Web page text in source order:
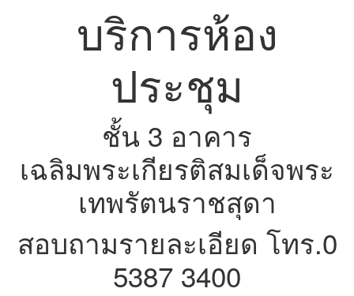
บริการห้อง
ประชุม
ชั้น 3 อาคาร
เฉลิมพระเกียรติสมเด็จพระ
เทพรัตนราชสุดา
สอบถามรายละเอียด โทร.0
5387 3400